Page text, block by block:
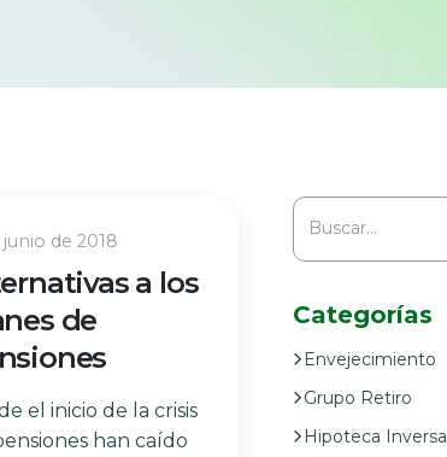
junio de 2018
a los
de
el inicio de la crisis
han caído
Categorías
Envejecimiento
Grupo Retiro
Hipoteca Inversa